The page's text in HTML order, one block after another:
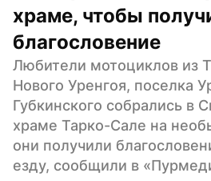
храме, чтобы
благословение
Любители мотоциклов из
Нового Уренгоя, поселка
Губкинского собрались в
храме Тарко-Сале на
они получили
езду, сообщили в